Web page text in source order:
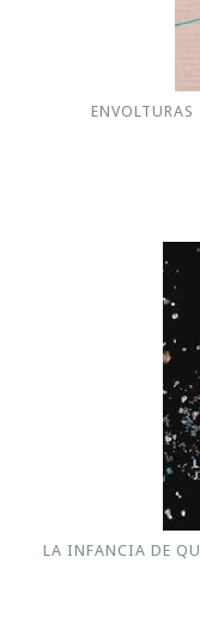
LA INFANCIA DE